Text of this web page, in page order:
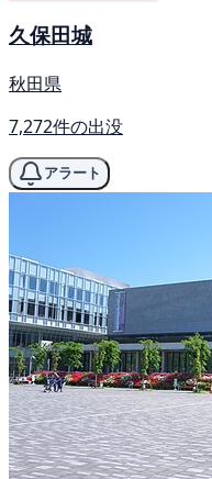
久保田城
秋田県
7,272件の出没
アラート